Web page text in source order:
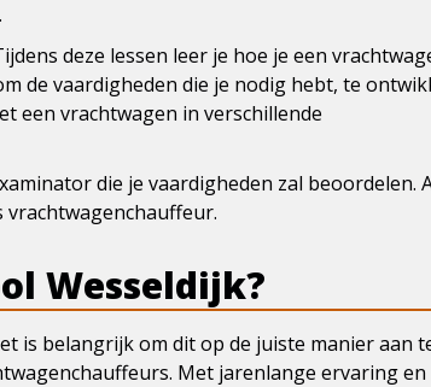
deze lessen leer je hoe je een
de vaardigheden die je nodig hebt, te
een vrachtwagen in verschillende
die je vaardigheden zal beoordelen.
vrachtwagenchauffeur.
Wesseldijk?
is belangrijk om dit op de juiste manier aan
Met jarenlange ervaring en